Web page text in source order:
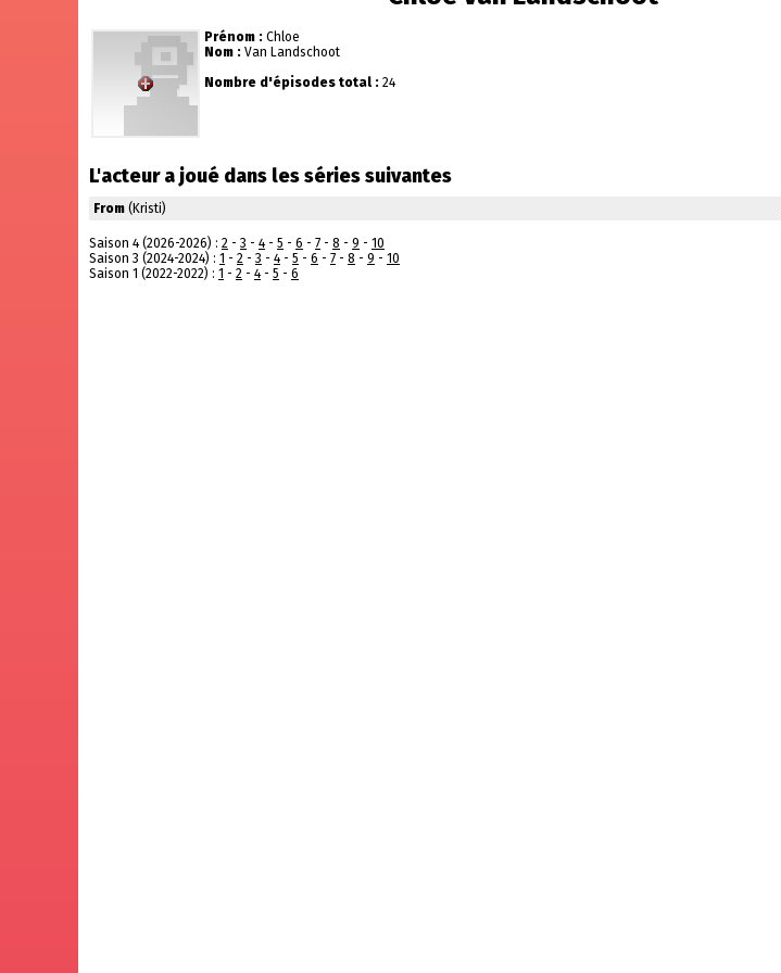
Prénom : Chloe
Nom : Van Landschoot
Nombre d'épisodes total : 24
L'acteur a joué dans les séries suivantes
From (Kristi)
Saison 4 (2026-2026) : 2 - 3 - 4 - 5 - 6 - 7 - 8 - 9 - 10
Saison 3 (2024-2024) : 1 - 2 - 3 - 4 - 5 - 6 - 7 - 8 - 9 - 10
Saison 1 (2022-2022) : 1 - 2 - 4 - 5 - 6